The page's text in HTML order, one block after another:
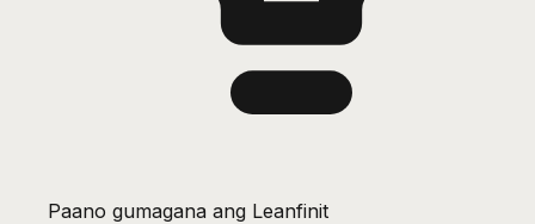
Paano gumagana ang Leanfinit